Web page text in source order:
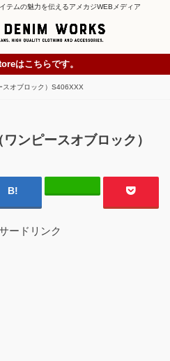
テムの魅力を伝えるアメカジWEBメディア
はこちらです。
オブロック）S406XXX
ンピースオブロック）
ードリンク